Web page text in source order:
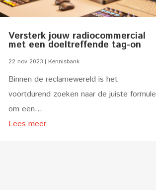
Versterk jouw radiocommercial
met een doeltreffende tag-on
22 nov 2023| Kennisbank
Binnen de reclamewereld is het
voortdurend zoeken naar de juiste formule
om een...
Lees meer